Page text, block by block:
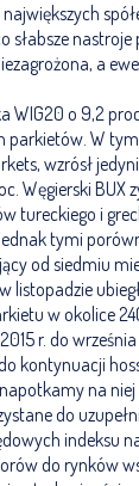
słabsze
a
WIG20 o 9,2
W
wzrósł
Węgierski
tureckiego i
tymi
od siedmiu
listopadzie
w okolice
r. do
kontynuacji
na
do
indeksu
do rynków